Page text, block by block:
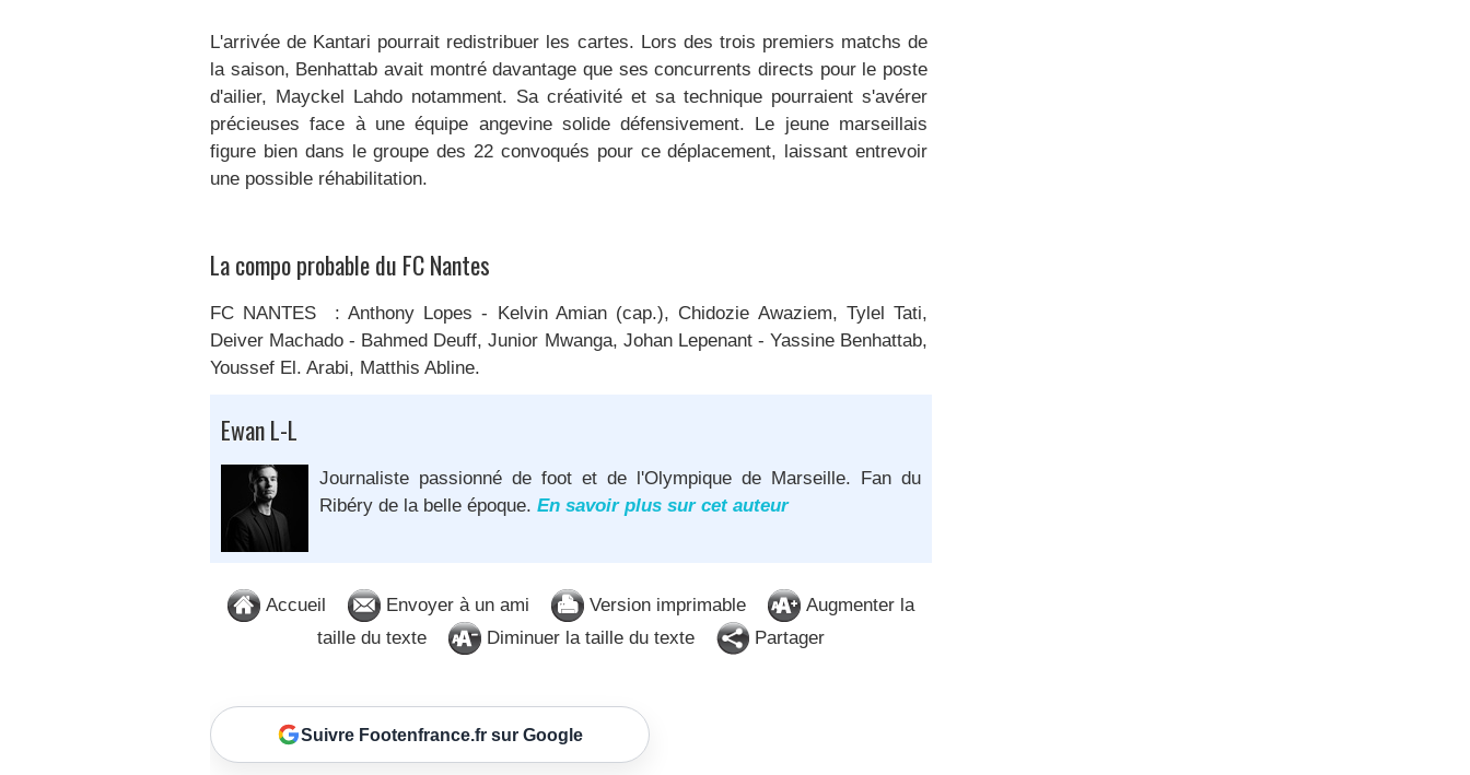
L'arrivée de Kantari pourrait redistribuer les cartes. Lors des trois premiers matchs de
la saison, Benhattab avait montré davantage que ses concurrents directs pour le poste
d'ailier, Mayckel Lahdo notamment. Sa créativité et sa technique pourraient s'avérer
précieuses face à une équipe angevine solide défensivement. Le jeune marseillais
figure bien dans le groupe des 22 convoqués pour ce déplacement, laissant entrevoir
une possible réhabilitation.​
La compo probable du FC Nantes
FC NANTES : Anthony Lopes - Kelvin Amian (cap.), Chidozie Awaziem, Tylel Tati,
Deiver Machado - Bahmed Deuff, Junior Mwanga, Johan Lepenant - Yassine Benhattab,
Youssef El. Arabi, Matthis Abline.
Ewan L-L
Journaliste passionné de foot et de l'Olympique de Marseille. Fan du
Ribéry de la belle époque. En savoir plus sur cet auteur
Accueil Envoyer à un ami Version imprimable
Augmenter la
taille du texte
Diminuer la taille du texte Partager
Suivre Footenfrance.fr sur Google